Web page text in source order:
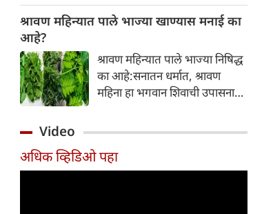
नकारात्मक परिणाम होऊ शकतो.
होते, ज्यामुळे निस्तेजपणा, मुरुमे
आणि ब्लॅकहेड्स यांसारख्या समस्या
निर्माण होतात.
श्रावण महिन्यात पाले भाज्या खाण्यास मनाई का
आहे?
श्रावण महिन्यात पाले भाज्या निषिद्ध
का आहे:सनातन धर्मात, श्रावण
महिना हा भगवान शिवाची उपासना
दानधर्म आणि सात्विक जीवनशैलीचे
पालन करतात.
Video
अधिक व्हिडिओ पहा